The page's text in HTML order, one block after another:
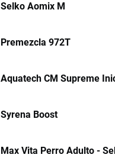
Selko Aomix M
Premezcla 972T
Aquatech CM Supreme
Syrena Boost
Max Vita Perro Adulto -